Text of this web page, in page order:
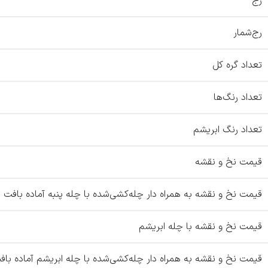
رج‌شمار
تعداد گره کل
تعداد رنگ‌ها
تعداد رنگ ابریشم
قیمت نخ و نقشه
قیمت نخ و نقشه به همراه دار چله‌کشی‌شده با چله پنبه آماده بافت
قیمت نخ و نقشه با چله ابریشم
قیمت نخ و نقشه به همراه دار چله‌کشی‌شده با چله ابریشم آماده